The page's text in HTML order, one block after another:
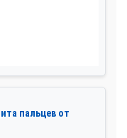
пальцев от